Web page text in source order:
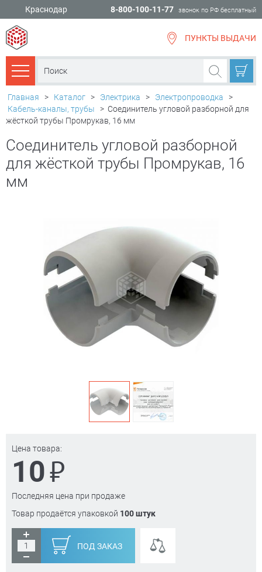
Краснодар 8-800-100-11-77 звонок по РФ бесплатный
ПУНКТЫ ВЫДАЧИ
Каталог товаров
Главная > Каталог > Электрика > Электропроводка
>
Кабель-каналы, трубы
> Соединитель угловой разборной для
жёсткой трубы Промрукав, 16 мм
Соединитель угловой разборной
для жёсткой трубы Промрукав, 16
мм
Цена товара:
10₽
Последняя цена при продаже
Товар продаётся упаковкой 100 штук
ПОД ЗАКАЗ